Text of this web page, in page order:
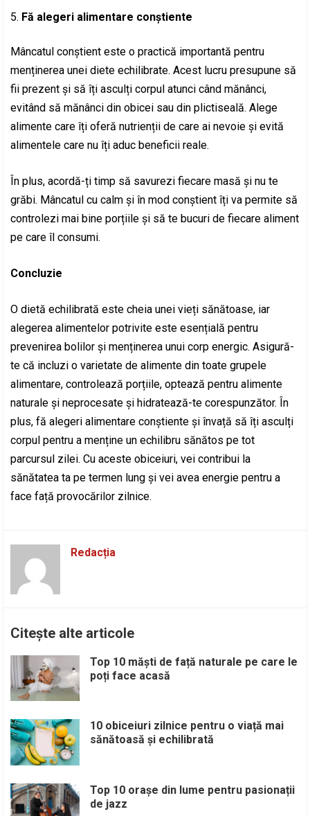
Fă alegeri alimentare conștiente
Mâncatul conștient este o practică importantă pentru
menținerea unei diete echilibrate. Acest lucru presupune să
fii prezent și să îți asculți corpul atunci când mănânci,
evitând să mănânci din obicei sau din plictiseală. Alege
alimente care îți oferă nutrienții de care ai nevoie și evită
alimentele care nu îți aduc beneficii reale.
În plus, acordă-ți timp să savurezi fiecare masă și nu te
grăbi. Mâncatul cu calm și în mod conștient îți va permite să
controlezi mai bine porțiile și să te bucuri de fiecare aliment
pe care îl consumi.
Concluzie
O dietă echilibrată este cheia unei vieți sănătoase, iar
alegerea alimentelor potrivite este esențială pentru
prevenirea bolilor și menținerea unui corp energic. Asigură-
te că incluzi o varietate de alimente din toate grupele
alimentare, controlează porțiile, optează pentru alimente
naturale și neprocesate și hidratează-te corespunzător. În
plus, fă alegeri alimentare conștiente și învață să îți asculți
corpul pentru a menține un echilibru sănătos pe tot
parcursul zilei. Cu aceste obiceiuri, vei contribui la
sănătatea ta pe termen lung și vei avea energie pentru a
face față provocărilor zilnice.
Redacția
Citește alte articole
Top 10 măști de față naturale pe care le
poți face acasă
10 obiceiuri zilnice pentru o viață mai
sănătoasă și echilibrată
Top 10 orașe din lume pentru pasionații
de jazz